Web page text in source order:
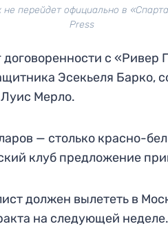
не перейдет официально в
Press
договоренности с «Ривер
Эсекьеля Барко,
Мерло.
— столько красно-
клуб предложение
должен вылететь в
на следующей неделе.